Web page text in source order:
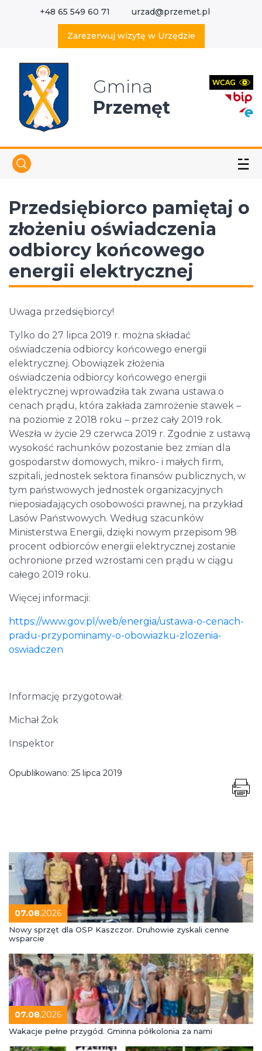
+48 65 549 60 71 urzad@przemet.pl
Zarezerwuj wizytę w Urzędzie
Gmina
Przemęt
☱
Przedsiębiorco pamiętaj o
złożeniu oświadczenia
odbiorcy końcowego
energii elektrycznej
Uwaga przedsiębiorcy!
Tylko do 27 lipca 2019 r. można składać
oświadczenia odbiorcy końcowego energii
elektrycznej. Obowiązek złożenia
oświadczenia odbiorcy końcowego energii
elektrycznej wprowadziła tak zwana ustawa o
cenach prądu, która zakłada zamrożenie stawek –
na poziomie z 2018 roku – przez cały 2019 rok.
Weszła w życie 29 czerwca 2019 r. Zgodnie z ustawą
wysokość rachunków pozostanie bez zmian dla
gospodarstw domowych, mikro- i małych firm,
szpitali, jednostek sektora finansów publicznych, w
tym państwowych jednostek organizacyjnych
nieposiadających osobowości prawnej, na przykład
Lasów Państwowych. Według szacunków
Ministerstwa Energii, dzięki nowym przepisom 98
procent odbiorców energii elektrycznej zostanie
ochronione przed wzrostami cen prądu w ciągu
całego 2019 roku.
Więcej informacji:
https://www.gov.pl/web/energia/ustawa-o-cenach-
pradu-przypominamy-o-obowiazku-zlozenia-
oswiadczen
Informację przygotował:
Michał Żok
Inspektor
Opublikowano: 25 lipca 2019
07.08.2026
Nowy sprzęt dla OSP Kaszczor. Druhowie zyskali cenne
wsparcie
07.08.2026
Wakacje pełne przygód. Gminna półkolonia za nami
Wyszukaj w serwisie